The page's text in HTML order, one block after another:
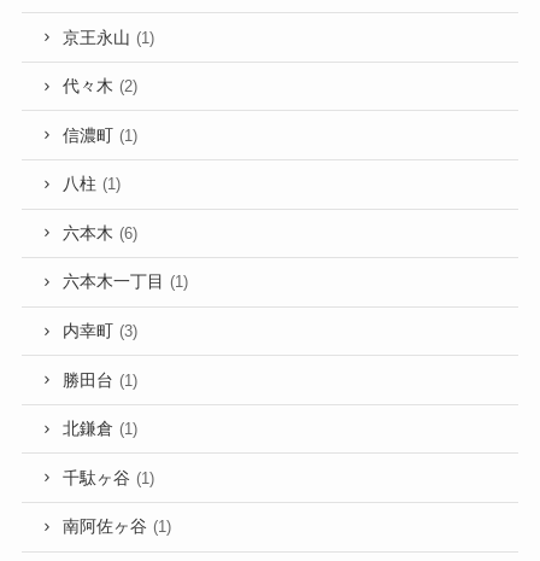
京王永山 (1)
代々木 (2)
信濃町 (1)
八柱 (1)
六本木 (6)
六本木一丁目 (1)
内幸町 (3)
勝田台 (1)
北鎌倉 (1)
千駄ヶ谷 (1)
南阿佐ヶ谷 (1)